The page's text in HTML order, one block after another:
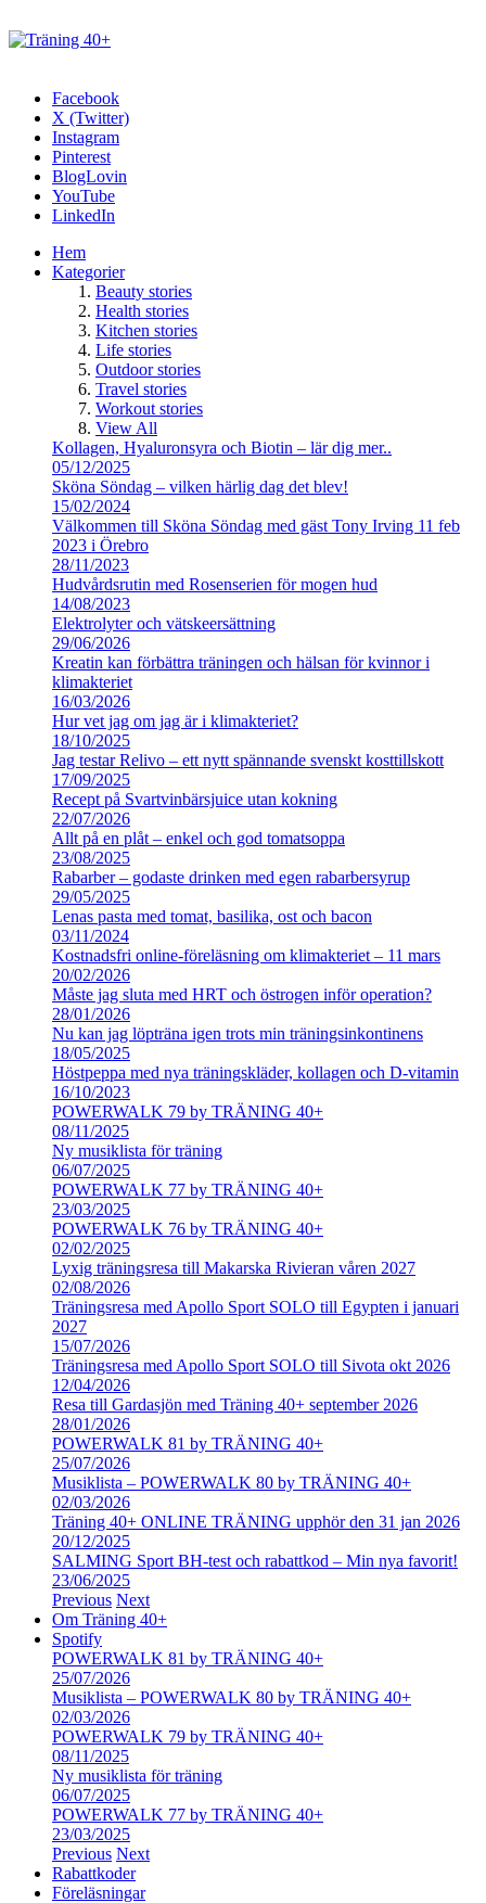
Facebook
X (Twitter)
Instagram
Pinterest
BlogLovin
YouTube
LinkedIn
Hem
Kategorier
Beauty stories
Health stories
Kitchen stories
Life stories
Outdoor stories
Travel stories
Workout stories
View All
Kollagen, Hyaluronsyra och Biotin – lär dig mer..
05/12/2025
Sköna Söndag – vilken härlig dag det blev!
15/02/2024
Välkommen till Sköna Söndag med gäst Tony Irving 11 feb
2023 i Örebro
28/11/2023
Hudvårdsrutin med Rosenserien för mogen hud
14/08/2023
Elektrolyter och vätskeersättning
29/06/2026
Kreatin kan förbättra träningen och hälsan för kvinnor i
klimakteriet
16/03/2026
Hur vet jag om jag är i klimakteriet?
18/10/2025
Jag testar Relivo – ett nytt spännande svenskt kosttillskott
17/09/2025
Recept på Svartvinbärsjuice utan kokning
22/07/2026
Allt på en plåt – enkel och god tomatsoppa
23/08/2025
Rabarber – godaste drinken med egen rabarbersyrup
29/05/2025
Lenas pasta med tomat, basilika, ost och bacon
03/11/2024
Kostnadsfri online-föreläsning om klimakteriet – 11 mars
20/02/2026
Måste jag sluta med HRT och östrogen inför operation?
28/01/2026
Nu kan jag löpträna igen trots min träningsinkontinens
18/05/2025
Höstpeppa med nya träningskläder, kollagen och D-vitamin
16/10/2023
POWERWALK 79 by TRÄNING 40+
08/11/2025
Ny musiklista för träning
06/07/2025
POWERWALK 77 by TRÄNING 40+
23/03/2025
POWERWALK 76 by TRÄNING 40+
02/02/2025
Lyxig träningsresa till Makarska Rivieran våren 2027
02/08/2026
Träningsresa med Apollo Sport SOLO till Egypten i januari
2027
15/07/2026
Träningsresa med Apollo Sport SOLO till Sivota okt 2026
12/04/2026
Resa till Gardasjön med Träning 40+ september 2026
28/01/2026
POWERWALK 81 by TRÄNING 40+
25/07/2026
Musiklista – POWERWALK 80 by TRÄNING 40+
02/03/2026
Träning 40+ ONLINE TRÄNING upphör den 31 jan 2026
20/12/2025
SALMING Sport BH-test och rabattkod – Min nya favorit!
23/06/2025
Previous Next
Om Träning 40+
Spotify
POWERWALK 81 by TRÄNING 40+
25/07/2026
Musiklista – POWERWALK 80 by TRÄNING 40+
02/03/2026
POWERWALK 79 by TRÄNING 40+
08/11/2025
Ny musiklista för träning
06/07/2025
POWERWALK 77 by TRÄNING 40+
23/03/2025
Previous Next
Rabattkoder
Föreläsningar